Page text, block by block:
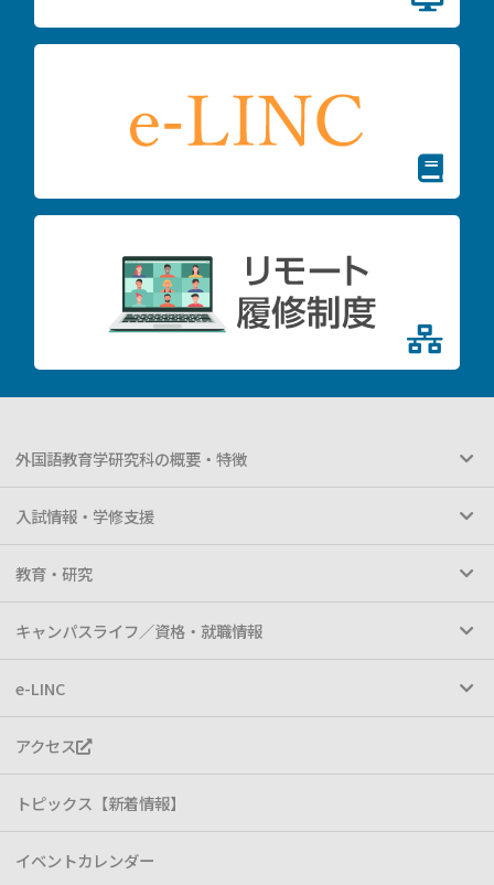
外国語教育学研究科の概要・特徴
入試情報・学修支援
教育・研究
キャンパスライフ／資格・就職情報
e-LINC
アクセス
トピックス【新着情報】
イベントカレンダー